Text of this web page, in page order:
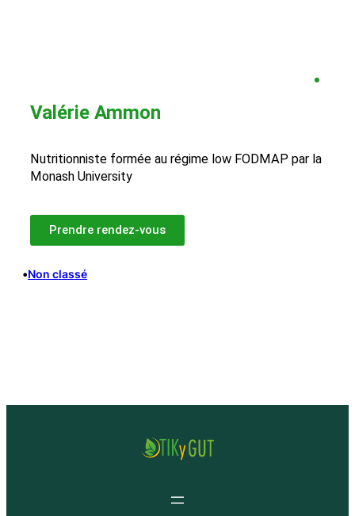
Valérie Ammon
Nutritionniste formée au régime low FODMAP par la
Monash University
Prendre rendez-vous
•Non classé